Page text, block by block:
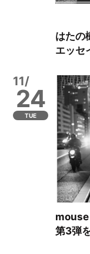
はたの
エッセ
11/
24
TUE
mouse
第3弾